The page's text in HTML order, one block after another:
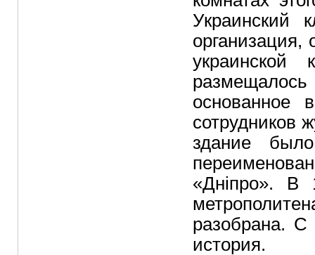
Украинский
украинской
основанное
сотрудников
здание
«Дніпро». В
разобрана. С
история.